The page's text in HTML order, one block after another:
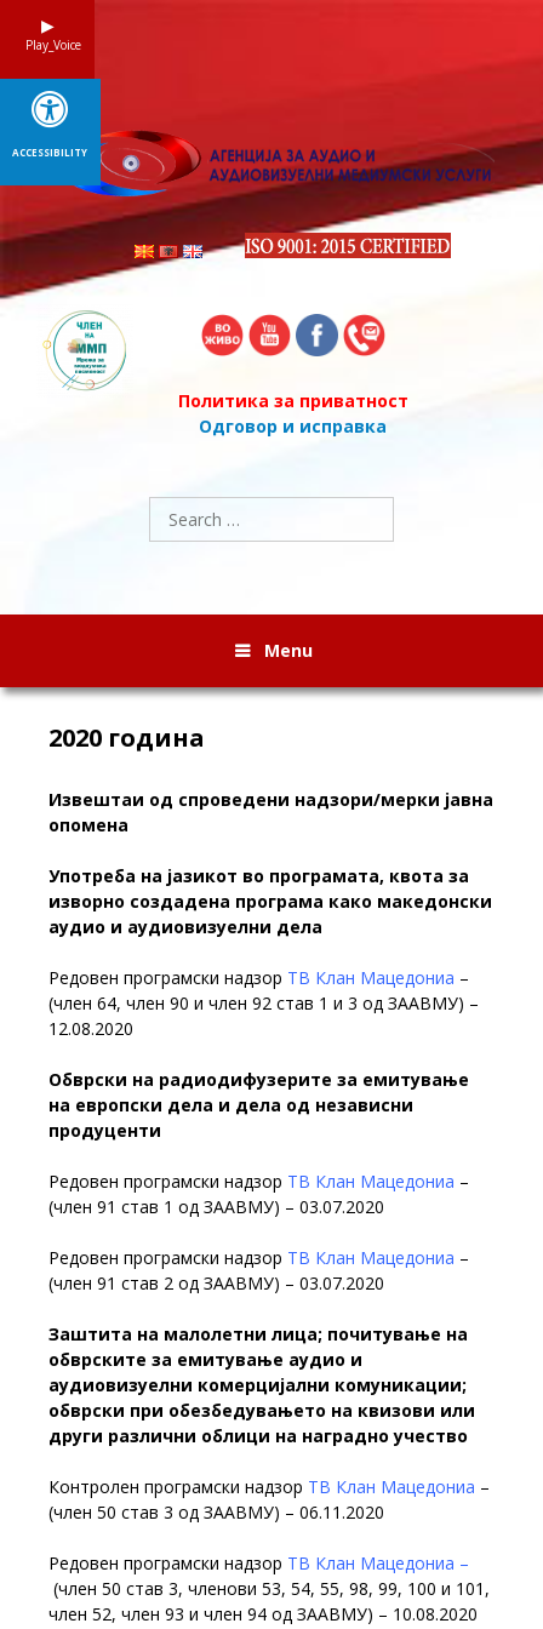
Политика за приватност
Одговор и исправка
Search
for:
Menu
2020 година
Извештаи од спроведени надзори/мерки јавна
опомена
Употреба на јазикот во програмата, квота за
изворно создадена програма како македонски
аудио и аудиовизуелни дела
Редовен програмски надзор ТВ Клан Мацедониа –
(член 64, член 90 и член 92 став 1 и 3 од ЗААВМУ) –
12.08.2020
Обврски на радиодифузерите за емитување
на европски дела и дела од независни
продуценти
Редовен програмски надзор ТВ Клан Мацедониа –
(член 91 став 1 од ЗААВМУ) – 03.07.2020
Редовен програмски надзор ТВ Клан Мацедониа –
(член 91 став 2 од ЗААВМУ) – 03.07.2020
Заштита на малолетни лица; почитување на
обврските за емитување аудио и
аудиовизуелни комерцијални комуникации;
обврски при обезбедувањето на квизови или
други различни облици на наградно учество
Контролен програмски надзор ТВ Клан Мацедониа –
(член 50 став 3 од ЗААВМУ) – 06.11.2020
Редовен програмски надзор ТВ Клан Мацедониа –
(член 50 став 3, членови 53, 54, 55, 98, 99, 100 и 101,
член 52, член 93 и член 94 од ЗААВМУ) – 10.08.2020
Play_Voice
ACCESSIBILITY